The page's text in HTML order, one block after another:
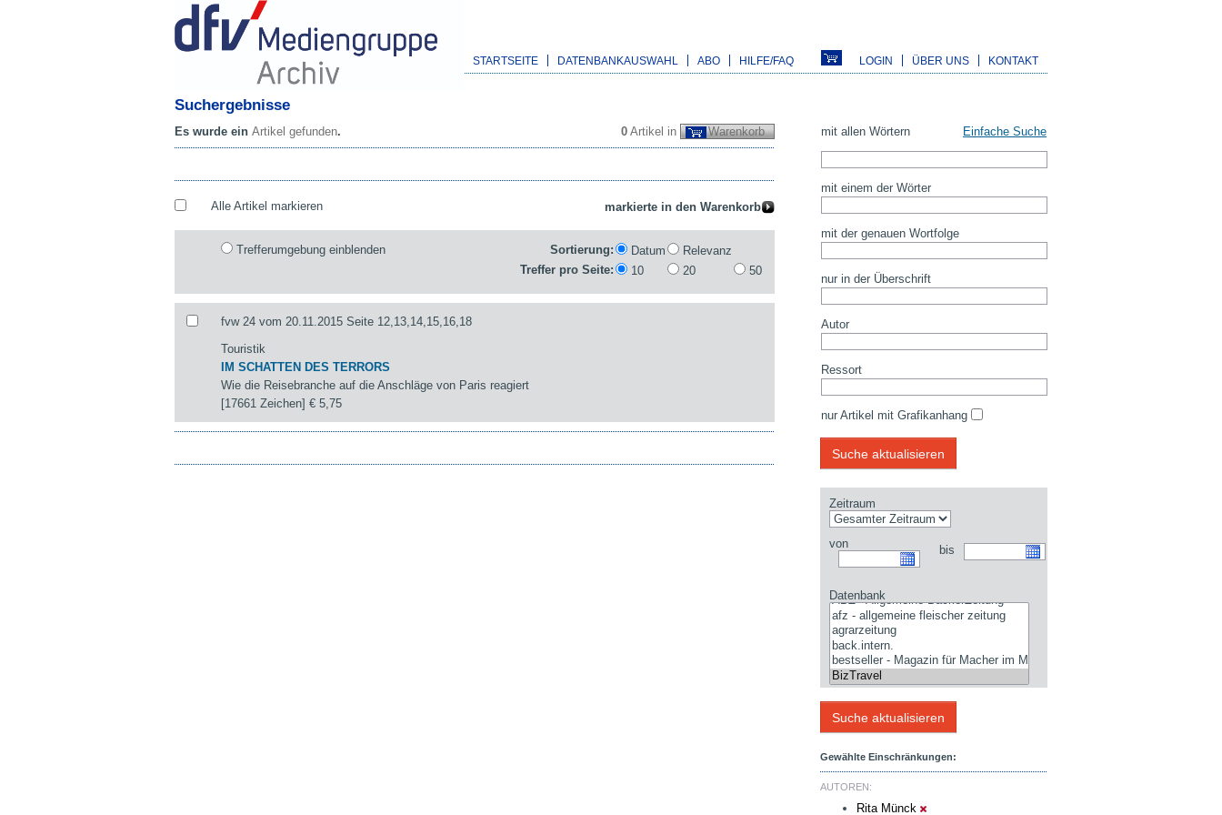
STARTSEITE DATENBANKAUSWAHL ABO HILFE/FAQ LOGIN ÜBER UNS KONTAKT
Suchergebnisse
0 Artikel in Warenkorb
Es wurde ein Artikel gefunden.
Alle Artikel markieren
Trefferumgebung einblenden Sortierung: Datum
Relevanz
Treffer pro Seite:
10 20 50
fvw 24 vom 20.11.2015 Seite 12,13,14,15,16,18
Touristik
IM SCHATTEN DES TERRORS
Wie die Reisebranche auf die Anschläge von Paris reagiert
[17661 Zeichen]€ 5,75
mit allen Wörtern Einfache Suche
mit einem der Wörter
mit der genauen Wortfolge
nur in der Überschrift
Autor
Ressort
nur Artikel mit Grafikanhang
Zeitraum
von bis
Datenbank
Gewählte Einschränkungen:
AUTOREN:
Rita Münck